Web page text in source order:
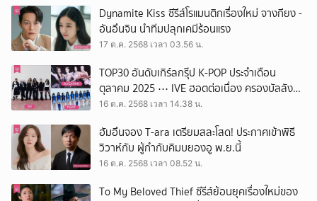
Dynamite Kiss ซีรีส์โรแมนติกเรื่องใหม่ จางกียง -
อันอึนจิน นำทีมปลุกเคมีร้อนแรง
17 ต.ค. 2568 เวลา 03.56 น.
TOP30 อันดับเกิร์ลกรุ๊ป K-POP ประจำเดือน
ตุลาคม 2025 ⋯ IVE ฮอตต่อเนื่อง ครองบัลลังก์
อันดับ 1 อีกครั้ง
16 ต.ค. 2568 เวลา 14.38 น.
ฮัมอึนจอง T-ara เตรียมสละโสด! ประกาศเข้าพิธี
วิวาห์กับ ผู้กำกับคิมบยองอู พ.ย.นี้
16 ต.ค. 2568 เวลา 08.52 น.
To My Beloved Thief ซีรีส์ย้อนยุคเรื่องใหม่ของ